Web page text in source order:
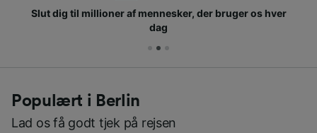
Slut dig til millioner af mennesker, der bruger os hver
dag
Populært i Berlin
Lad os få godt tjek på rejsen